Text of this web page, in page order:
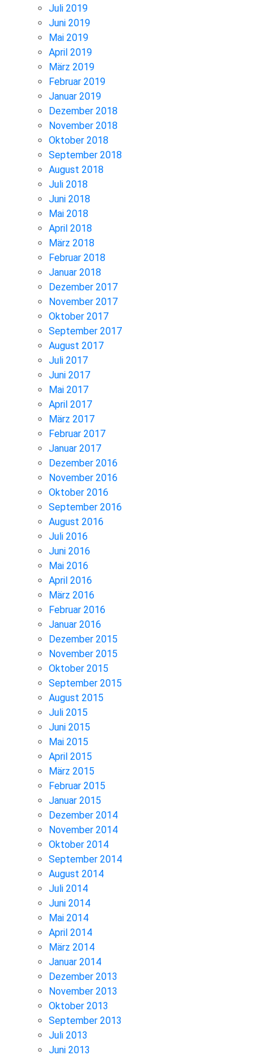
Juli 2019
Juni 2019
Mai 2019
April 2019
März 2019
Februar 2019
Januar 2019
Dezember 2018
November 2018
Oktober 2018
September 2018
August 2018
Juli 2018
Juni 2018
Mai 2018
April 2018
März 2018
Februar 2018
Januar 2018
Dezember 2017
November 2017
Oktober 2017
September 2017
August 2017
Juli 2017
Juni 2017
Mai 2017
April 2017
März 2017
Februar 2017
Januar 2017
Dezember 2016
November 2016
Oktober 2016
September 2016
August 2016
Juli 2016
Juni 2016
Mai 2016
April 2016
März 2016
Februar 2016
Januar 2016
Dezember 2015
November 2015
Oktober 2015
September 2015
August 2015
Juli 2015
Juni 2015
Mai 2015
April 2015
März 2015
Februar 2015
Januar 2015
Dezember 2014
November 2014
Oktober 2014
September 2014
August 2014
Juli 2014
Juni 2014
Mai 2014
April 2014
März 2014
Januar 2014
Dezember 2013
November 2013
Oktober 2013
September 2013
Juli 2013
Juni 2013